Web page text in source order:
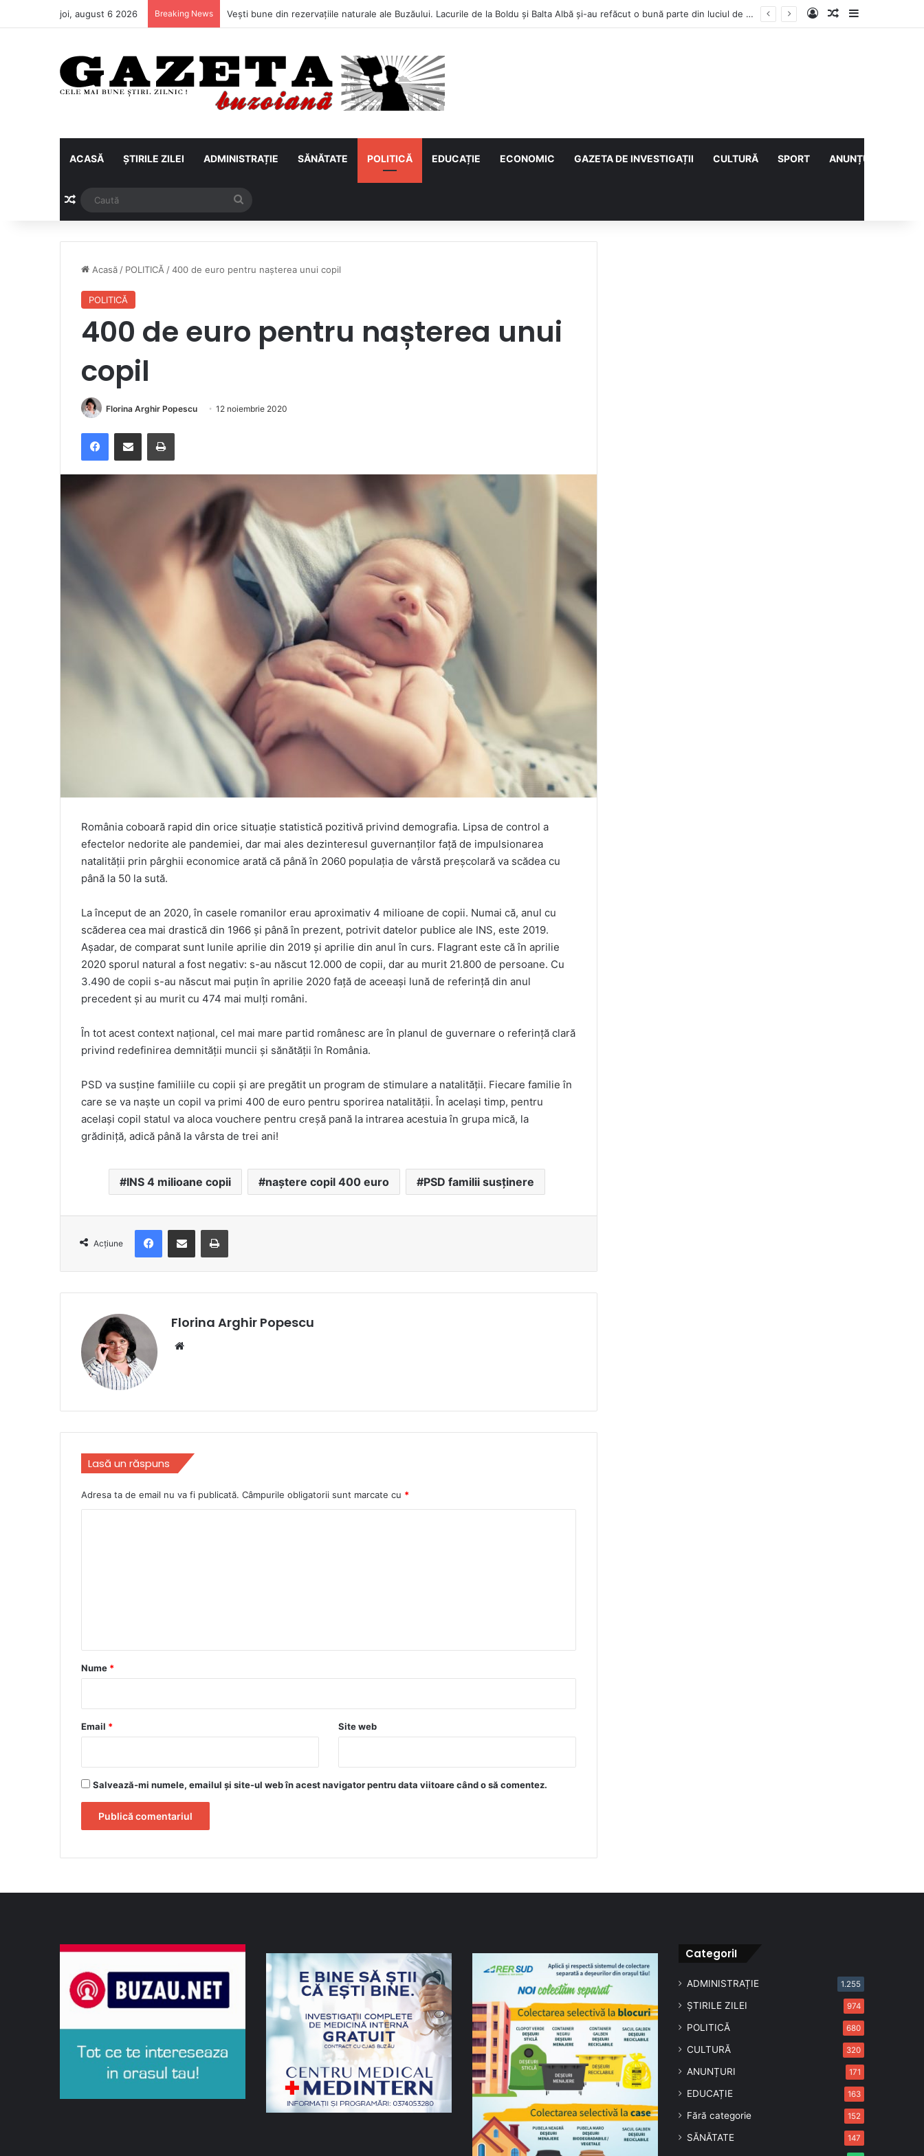
joi, august 6 2026 Breaking News Vești bune din rezervațiile naturale ale Buzăului. Lacurile de la Boldu și Balta Albă și-au refăcut o bună parte din luciul de apă Log InArticol aleatoriu
Sidebar
ACASĂ ȘTIRILE ZILEI ADMINISTRAȚIE SĂNĂTATE POLITICĂ EDUCAȚIE ECONOMIC GAZETA DE INVESTIGAȚII CULTURĂ SPORT ANUNȚURI
Articol aleatoriu
Acasă / POLITICĂ /400 de euro pentru nașterea unui copil
POLITICĂ
400 de euro pentru nașterea unui
copil
Florina Arghir Popescu 12 noiembrie 2020
FacebookDistribuie prin e-mail Imprimare
România coboară rapid din orice situație statistică pozitivă privind demografia. Lipsa de control a
efectelor nedorite ale pandemiei, dar mai ales dezinteresul guvernanților față de impulsionarea
natalității prin pârghii economice arată că până în 2060 populația de vârstă preșcolară va scădea cu
până la 50 la sută.
La început de an 2020, în casele romanilor erau aproximativ 4 milioane de copii. Numai că, anul cu
scăderea cea mai drastică din 1966 și până în prezent, potrivit datelor publice ale INS, este 2019.
Așadar, de comparat sunt lunile aprilie din 2019 și aprilie din anul în curs. Flagrant este că în aprilie
2020 sporul natural a fost negativ: s-au născut 12.000 de copii, dar au murit 21.800 de persoane. Cu
3.490 de copii s-au născut mai puțin în aprilie 2020 față de aceeași lună de referință din anul
precedent și au murit cu 474 mai mulți români.
Ȋn tot acest context național, cel mai mare partid românesc are în planul de guvernare o referință clară
privind redefinirea demnității muncii şi sănătății în România.
PSD va susține familiile cu copii și are pregătit un program de stimulare a natalității. Fiecare familie în
care se va naște un copil va primi 400 de euro pentru sporirea natalității. În același timp, pentru
același copil statul va aloca vouchere pentru creșă pană la intrarea acestuia în grupa mică, la
grădiniță, adică până la vârsta de trei ani!
INS 4 milioane copii naștere copil 400 euro PSD familii susținere
Acțiune
FacebookDistribuie prin e-mail Imprimare
Florina Arghir Popescu
Lasă un răspuns
Adresa ta de email nu va fi publicată. Câmpurile obligatorii sunt marcate cu *
r
*
Nume *
Email * Site web
Salvează-mi numele, emailul și site-ul web în acest navigator pentru data viitoare când o să comentez.
CategoriI
ADMINISTRAȚIE 1.255
ȘTIRILE ZILEI 974
POLITICĂ 680
CULTURĂ 320
ANUNȚURI 171
EDUCAȚIE 163
Fără categorie 152
SĂNĂTATE 147